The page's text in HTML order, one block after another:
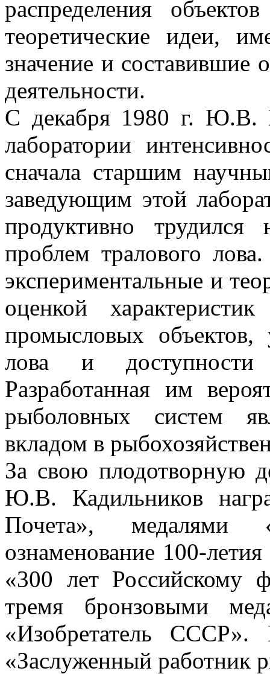
распределения
теоретические идеи,
значение и составившие
деятельности.
С декабря 1980 г. Ю.В.
лаборатории
сначала старшим
заведующим этой
продуктивно трудился
проблем тралового
экспериментальные и
оценкой
промысловых объектов,
лова и
Разработанная им
рыболовных систем
вкладом в
За свою плодотворную
Ю.В. Кадильников
Почета»,
ознаменование 100-
«300 лет Российскому
тремя бронзовыми
«Изобретатель
«Заслуженный работник